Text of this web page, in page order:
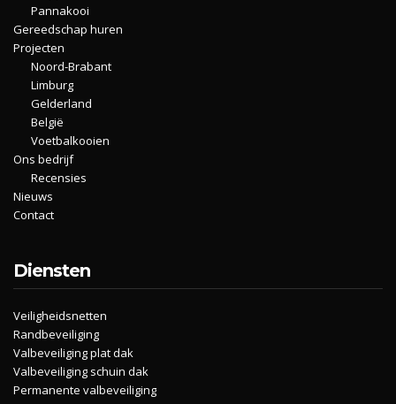
Pannakooi
Gereedschap huren
Projecten
Noord-Brabant
Limburg
Gelderland
België
Voetbalkooien
Ons bedrijf
Recensies
Nieuws
Contact
Diensten
Veiligheidsnetten
Randbeveiliging
Valbeveiliging plat dak
Valbeveiliging schuin dak
Permanente valbeveiliging